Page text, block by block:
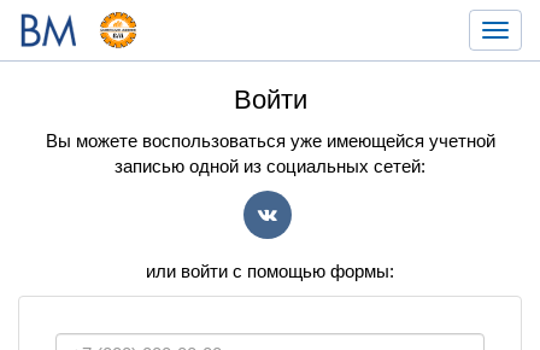
Войти
Вы можете воспользоваться уже имеющейся учетной
записью одной из социальных сетей:
или войти с помощью формы: